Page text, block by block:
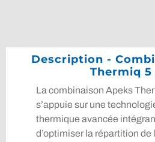
Description -
Thermiq 5
La combinaison Apeks
s’appuie sur une
thermique avancée
d’optimiser la répartition de